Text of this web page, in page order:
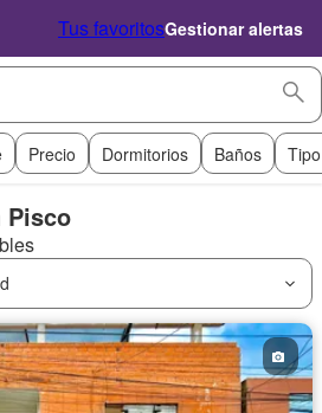
Tus favoritosGestionar alertas
Precio Dormitorios Baños
Pisco